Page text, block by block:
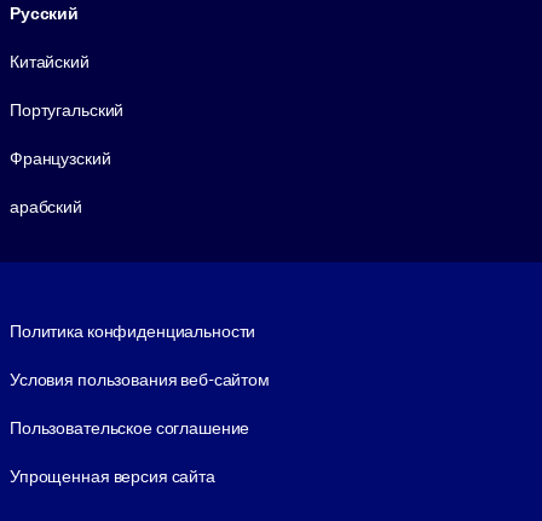
Русский
Китайский
Португальский
Французский
арабский
Политика конфиденциальности
Условия пользования веб-сайтом
Пользовательское соглашение
Упрощенная версия сайта